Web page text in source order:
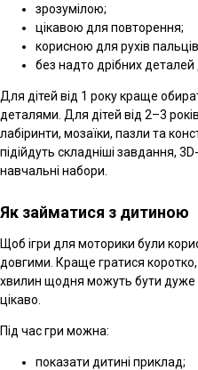
зрозумілою;
цікавою для повторення;
корисною для рухів
без надто дрібних деталей
Для дітей від 1 року краще
деталями. Для дітей від 2–3
лабіринти, мозаїки, пазли та
підійдуть складніші завдання,
навчальні набори.
Як займатися з дитиною
Щоб ігри для моторики були
довгими. Краще гратися
хвилин щодня можуть бути дуже
цікаво.
Під час гри можна:
показати дитині приклад;